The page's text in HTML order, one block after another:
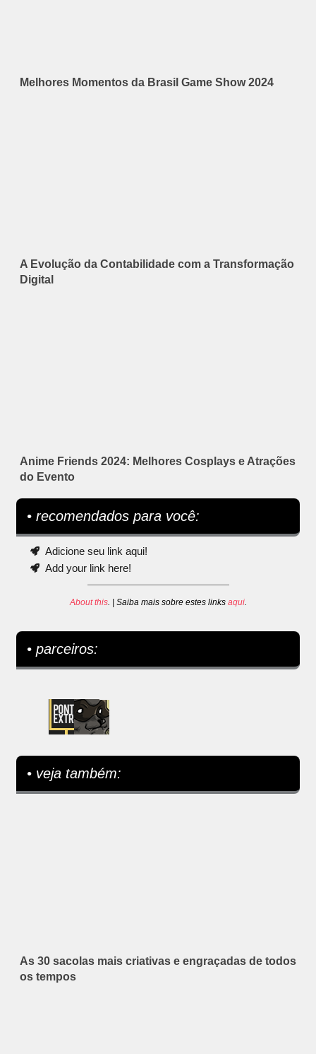
Melhores Momentos da Brasil Game Show 2024
A Evolução da Contabilidade com a Transformação
Digital
Anime Friends 2024: Melhores Cosplays e Atrações
do Evento
• recomendados para você:
Adicione seu link aqui!
Add your link here!
About this. | Saiba mais sobre estes links aqui.
• parceiros:
• veja também:
As 30 sacolas mais criativas e engraçadas de todos
os tempos